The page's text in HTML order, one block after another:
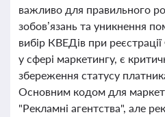
важливо для правильного
зобов’язань та уникнення
вибір КВЕДів при
у сфері маркетингу, є
збереження статусу
Основним кодом для
"Рекламні агентства", але